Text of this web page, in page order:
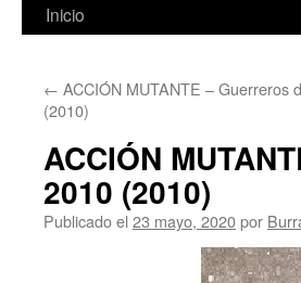
Inicio
← ACCIÓN MUTANTE – Guerreros
(2010)
ACCIÓN
2010 (2010)
Publicado el 23 mayo, 2020por